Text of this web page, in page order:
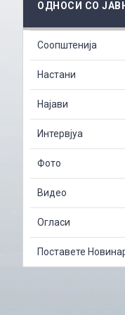
ОДНОСИ СО
Соопштенија
Настани
Најави
Интервјуа
Фото
Видео
Огласи
Поставете